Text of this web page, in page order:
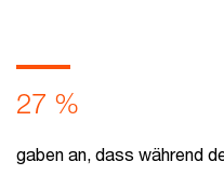
27 %
gaben an, dass während